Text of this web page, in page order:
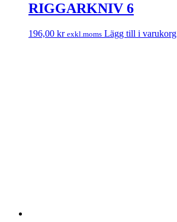
RIGGARKNIV 6
196,00 kr exkl.moms Lägg till i varukorg